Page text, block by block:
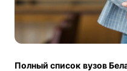
Полный список вузов